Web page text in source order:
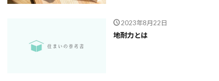
2023年8月22日
地耐力とは